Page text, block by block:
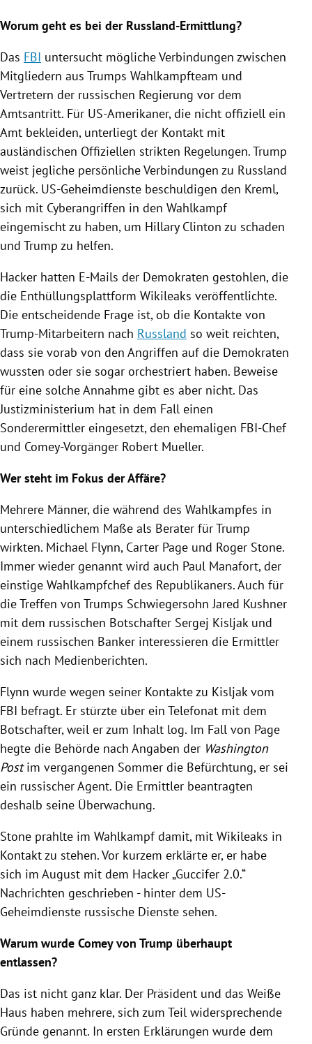
Worum geht es bei der Russland-Ermittlung?
Das FBI untersucht mögliche Verbindungen zwischen
Mitgliedern aus Trumps Wahlkampfteam und
Vertretern der russischen Regierung vor dem
Amtsantritt. Für US-Amerikaner, die nicht offiziell ein
Amt bekleiden, unterliegt der Kontakt mit
ausländischen Offiziellen strikten Regelungen.Trump
weist jegliche persönliche Verbindungen zu Russland
zurück. US-Geheimdienste beschuldigen den Kreml,
sich mit Cyberangriffen in den Wahlkampf
eingemischt zu haben, um Hillary Clinton zu schaden
und Trump zu helfen.
Hacker hatten E-Mails der Demokraten gestohlen, die
die Enthüllungsplattform Wikileaks veröffentlichte.
Die entscheidende Frage ist, ob die Kontakte von
Trump-Mitarbeitern nach Russland so weit reichten,
dass sie vorab von den Angriffen auf die Demokraten
wussten oder sie sogar orchestriert haben. Beweise
für eine solche Annahme gibt es aber nicht. Das
Justizministerium hat in dem Fall einen
Sonderermittler eingesetzt, den ehemaligen FBI-Chef
und Comey-Vorgänger Robert Mueller.
Wer steht im Fokus der Affäre?
Mehrere Männer, die während des Wahlkampfes in
unterschiedlichem Maße als Berater fürTrump
wirkten. Michael Flynn, Carter Page und Roger Stone.
Immer wieder genannt wird auch Paul Manafort, der
einstige Wahlkampfchef des Republikaners. Auch für
die Treffen von Trumps SchwiegersohnJared Kushner
mit dem russischen Botschafter Sergej Kisljakund
einem russischen Banker interessieren die Ermittler
sich nach Medienberichten.
Flynn wurde wegen seiner Kontakte zu Kisljakvom
FBI befragt. Er stürzte über ein Telefonat mit dem
Botschafter, weil er zum Inhalt log. Im Fall von Page
hegte die Behörde nach Angaben der Washington
Postim vergangenen Sommer die Befürchtung, er sei
ein russischer Agent. Die Ermittler beantragten
deshalb seine Überwachung.
Stone prahlte im Wahlkampfdamit, mit Wikileaks in
Kontakt zu stehen. Vor kurzem erklärte er, er habe
sich im August mit dem Hacker „Guccifer 2.0.“
Nachrichten geschrieben - hinter dem US-
Geheimdienste russische Dienste sehen.
Warum wurde Comeyvon Trump überhaupt
entlassen?
Das ist nicht ganz klar. Der Präsident und das Weiße
Haus haben mehrere, sich zum Teil widersprechende
Gründe genannt. In ersten Erklärungen wurde dem